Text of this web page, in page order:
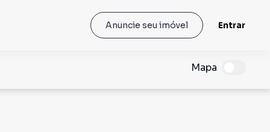
Anuncie seu imóvel Entrar
Mapa